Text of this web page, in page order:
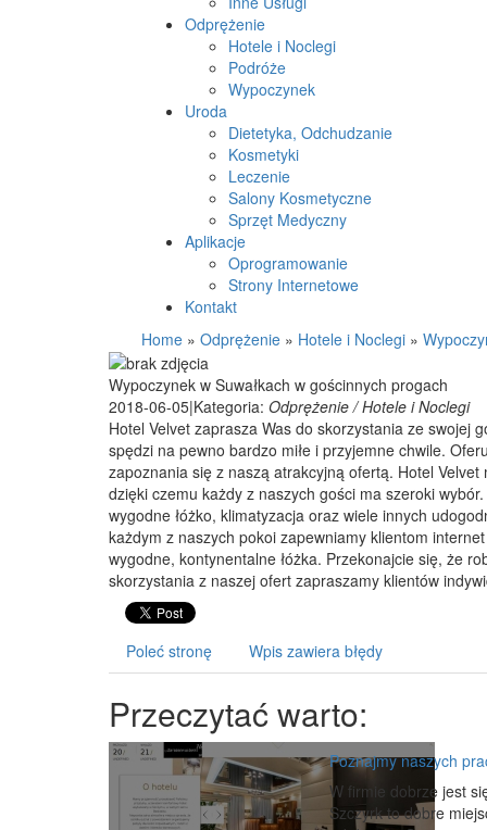
Odprężenie
Hotele i Noclegi
Podróże
Wypoczynek
Uroda
Dietetyka, Odchudzanie
Kosmetyki
Leczenie
Salony Kosmetyczne
Sprzęt Medyczny
Aplikacje
Oprogramowanie
Strony Internetowe
Kontakt
Home » Odprężenie » Hotele i Noclegi »
Wypoczynek w Suwałkach w gościnnych progach
2018-06-05|Kategoria: Odprężenie / Hotele i Noclegi
Hotel Velvet zaprasza Was do skorzystania ze swojej
spędzi na pewno bardzo miłe i przyjemne chwile.
zapoznania się z naszą atrakcyjną ofertą. Hotel
dzięki czemu każdy z naszych gości ma szeroki
wygodne łóżko, klimatyzacja oraz wiele innych
każdym z naszych pokoi zapewniamy klientom
wygodne, kontynentalne łóżka. Przekonajcie się, że
skorzystania z naszej ofert zapraszamy klientów
Poleć stronę Wpis zawiera błędy
Przeczytać warto:
Poznajmy naszych
W firmie dobrze jest
Szczyrk to dobre